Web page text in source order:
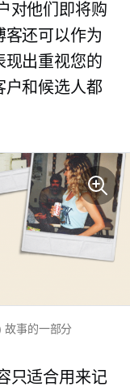
对他们即将购
客还可以作为
现出重视您的
户和候选人都
故事的一部分
只适合用来记